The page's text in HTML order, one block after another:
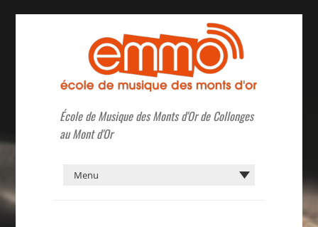
École de Musique des Monts d'Or de Collonges
au Mont d'Or